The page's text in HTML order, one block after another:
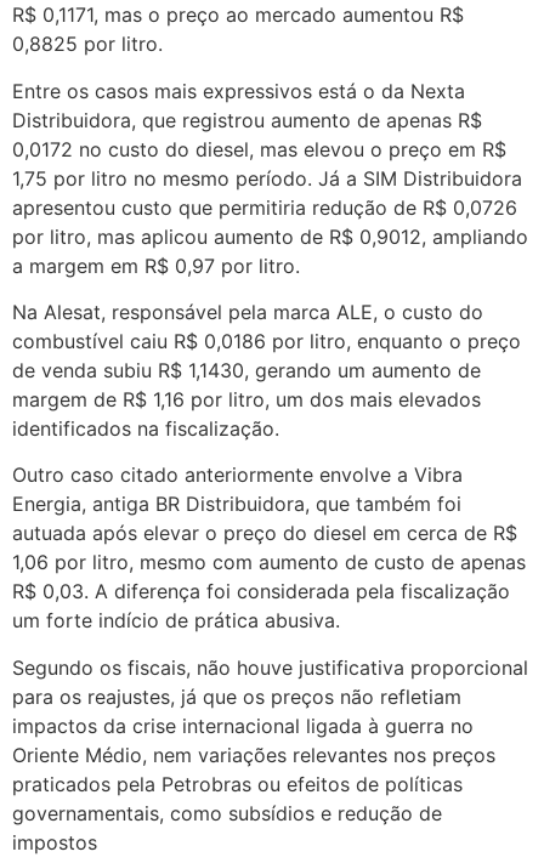
R$ 0,1171, mas o preço ao mercado aumentou R$
0,8825 por litro.
Entre os casos mais expressivos está o da Nexta
Distribuidora, que registrou aumento de apenas R$
0,0172 no custo do diesel, mas elevou o preço em R$
1,75 por litro no mesmo período. Já a SIM Distribuidora
apresentou custo que permitiria redução de R$ 0,0726
por litro, mas aplicou aumento de R$ 0,9012, ampliando
a margem em R$ 0,97 por litro.
Na Alesat, responsável pela marca ALE, o custo do
combustível caiu R$ 0,0186 por litro, enquanto o preço
de venda subiu R$ 1,1430, gerando um aumento de
margem de R$ 1,16 por litro, um dos mais elevados
identificados na fiscalização.
Outro caso citado anteriormente envolve a Vibra
Energia, antiga BR Distribuidora, que também foi
autuada após elevar o preço do diesel em cerca de R$
1,06 por litro, mesmo com aumento de custo de apenas
R$ 0,03. A diferença foi considerada pela fiscalização
um forte indício de prática abusiva.
Segundo os fiscais, não houve justificativa proporcional
para os reajustes, já que os preços não refletiam
impactos da crise internacional ligada à guerra no
Oriente Médio, nem variações relevantes nos preços
praticados pela Petrobras ou efeitos de políticas
governamentais, como subsídios e redução de
impostos